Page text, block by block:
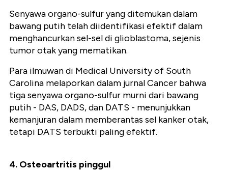
Senyawa organo-sulfur yang ditemukan dalam
bawang putih telah diidentifikasi efektif dalam
menghancurkan sel-sel di glioblastoma, sejenis
tumor otak yang mematikan.
Para ilmuwan di Medical University of South
Carolina melaporkan dalam jurnal Cancer bahwa
tiga senyawa organo-sulfur murni dari bawang
putih - DAS, DADS, dan DATS - menunjukkan
kemanjuran dalam memberantas sel kanker otak,
tetapi DATS terbukti paling efektif.
4. Osteoartritis pinggul